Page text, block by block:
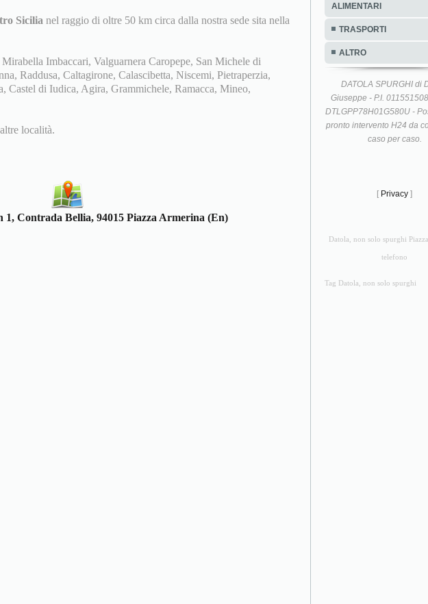
Sicilia nel raggio di oltre 50 km circa dalla nostra sede sita nella
Imbaccari, Valguarnera Caropepe, San Michele di
Raddusa, Caltagirone, Calascibetta, Niscemi, Pietraperzia,
Castel di Iudica, Agira, Grammichele, Ramacca, Mineo,
località.
Contrada Bellia, 94015 Piazza Armerina (En)
ALIMENTARI
TRASPORTI
ALTRO
DATOLA SPURGHI di
Giuseppe - P.I.
DTLGPP78H01G580U -
pronto intervento H24 da
caso per caso.
[ Privacy ]
Datola, non solo spurghi
telefono
Tag Datola, non solo spurghi